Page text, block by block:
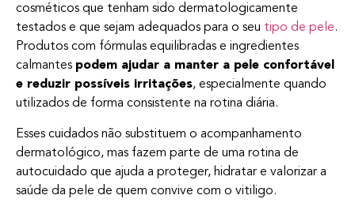
cosméticos que tenham sido dermatologicamente
testados e que sejam adequados para o seu tipo de pele.
Produtos com fórmulas equilibradas e ingredientes
calmantes podem ajudar a manter a pele confortável
e reduzir possíveis irritações, especialmente quando
utilizados de forma consistente na rotina diária.
Esses cuidados não substituem o acompanhamento
dermatológico, mas fazem parte de uma rotina de
autocuidado que ajuda a proteger, hidratar e valorizar a
saúde da pele de quem convive com o vitiligo.